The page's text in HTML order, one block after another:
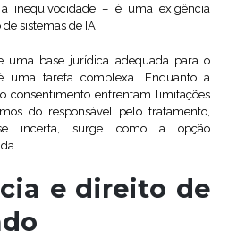
inequivocidade – é uma exigência
sistemas de IA.
uma base jurídica adequada para o
uma tarefa complexa. Enquanto a
consentimento enfrentam limitações
do responsável pelo tratamento,
incerta, surge como a opção
e direito de